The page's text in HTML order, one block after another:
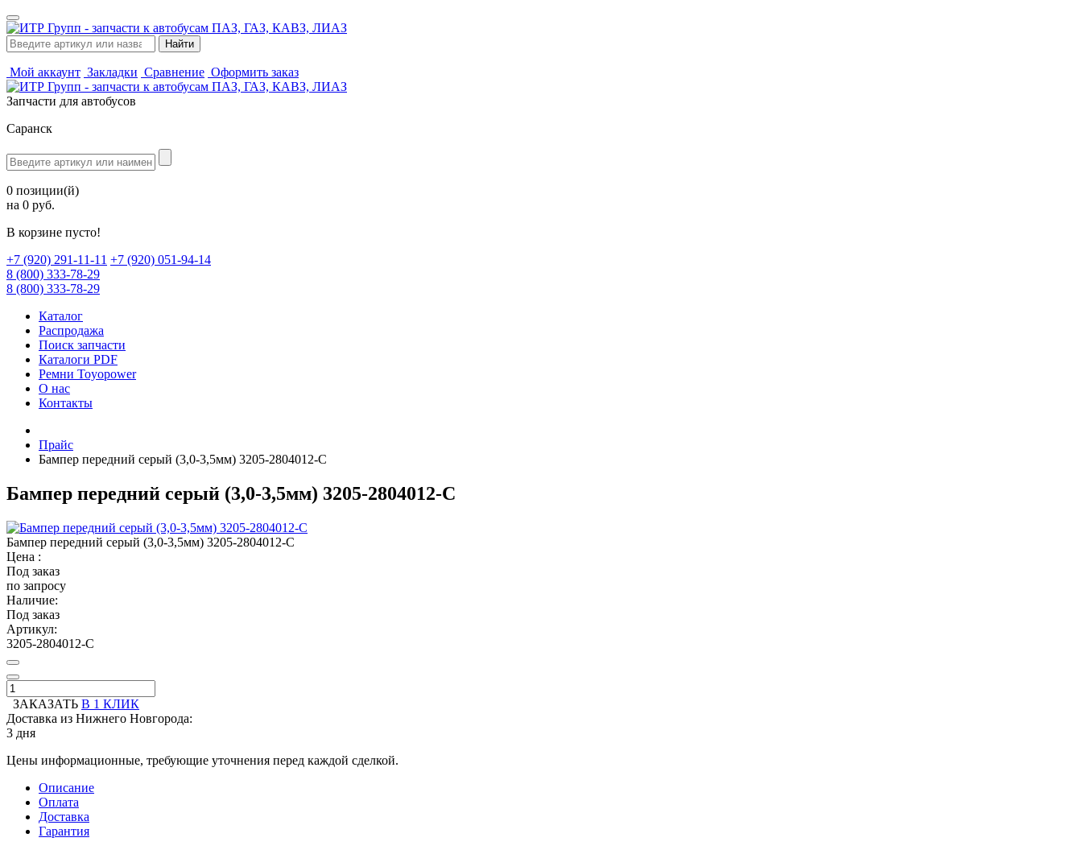
Мой аккаунт Закладки Сравнение Оформить заказ
Запчасти для автобусов
Саранск
0 позиции(й)
на 0 руб.
В корзине пусто!
‪+7 (920) 291-11-11 +7 (920) 051-94-14
8 (800) 333-78-29
8 (800) 333-78-29
Каталог
Распродажа
Поиск запчасти
Каталоги PDF
Ремни Toyopower
О нас
Контакты
Прайс
Бампер передний серый (3,0-3,5мм) 3205-2804012-С
Бампер передний серый (3,0-3,5мм) 3205-2804012-С
Бампер передний серый (3,0-3,5мм) 3205-2804012-С
Цена :
Под заказ
по запросу
Наличие:
Под заказ
Артикул:
3205-2804012-С
ЗАКАЗАТЬ В 1 КЛИК
Доставка из Нижнего Новгорода:
3 дня
Цены информационные, требующие уточнения перед каждой сделкой.
Описание
Оплата
Доставка
Гарантия